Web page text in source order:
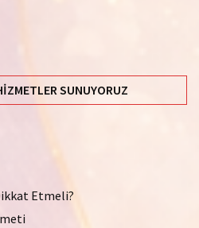
SUNUYORUZ
Etmeli?